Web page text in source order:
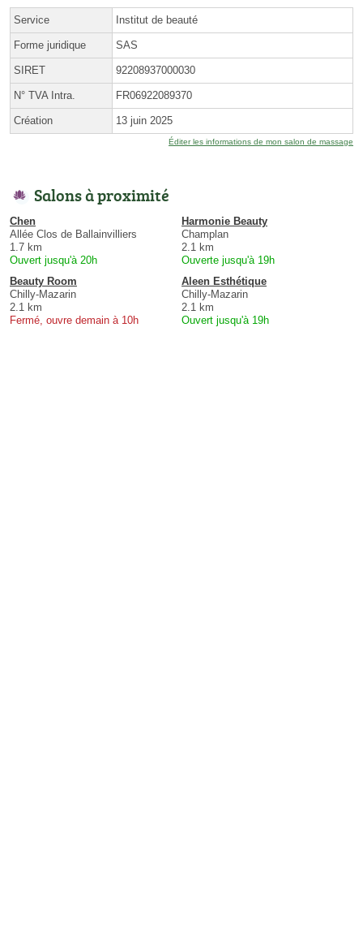
Service Institut de beauté
Forme juridique SAS
SIRET 92208937000030
N° TVA Intra. FR06922089370
Création 13 juin 2025
Éditer les informations de mon salon de massage
Salons à proximité
Chen
Allée Clos de Ballainvilliers
1.7 km
Ouvert jusqu'à 20h
Harmonie Beauty
Champlan
2.1 km
Ouverte jusqu'à 19h
Beauty Room
Chilly-Mazarin
2.1 km
Fermé, ouvre demain à 10h
Aleen Esthétique
Chilly-Mazarin
2.1 km
Ouvert jusqu'à 19h